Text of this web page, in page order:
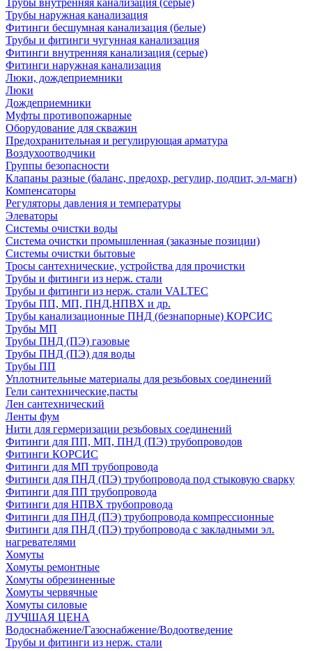
Трубы внутренняя канализация (серые)
Трубы наружная канализация
Фитинги бесшумная канализация (белые)
Трубы и фитинги чугунная канализация
Фитинги внутренняя канализация (серые)
Фитинги наружная канализация
Люки, дождеприемники
Люки
Дождеприемники
Муфты противопожарные
Оборудование для скважин
Предохранительная и регулирующая арматура
Воздухоотводчики
Группы безопасности
Клапаны разные (баланс, предохр, регулир, подпит, эл-магн)
Компенсаторы
Регуляторы давления и температуры
Элеваторы
Системы очистки воды
Система очистки промышленная (заказные позиции)
Системы очистки бытовые
Тросы сантехнические, устройства для прочистки
Трубы и фитинги из нерж. стали
Трубы и фитинги из нерж. стали VALTEC
Трубы ПП, МП, ПНД,НПВХ и др.
Трубы канализационные ПНД (безнапорные) КОРСИС
Трубы МП
Трубы ПНД (ПЭ) газовые
Трубы ПНД (ПЭ) для воды
Трубы ПП
Уплотнительные материалы для резьбовых соединений
Гели сантехнические,пасты
Лен сантехнический
Ленты фум
Нити для гермеризации резьбовых соединений
Фитинги для ПП, МП, ПНД (ПЭ) трубопроводов
Фитинги КОРСИС
Фитинги для МП трубопровода
Фитинги для ПНД (ПЭ) трубопровода под стыковую сварку
Фитинги для ПП трубопровода
Фитинги для НПВХ трубопровода
Фитинги для ПНД (ПЭ) трубопровода компрессионные
Фитинги для ПНД (ПЭ) трубопровода с закладными эл.
нагревателями
Хомуты
Хомуты ремонтные
Хомуты обрезиненные
Хомуты червячные
Хомуты силовые
ЛУЧШАЯ ЦЕНА
Водоснабжение/Газоснабжение/Водоотведение
Трубы и фитинги из нерж. стали